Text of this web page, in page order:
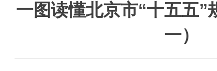
一图读懂北京市“十五五”
一）